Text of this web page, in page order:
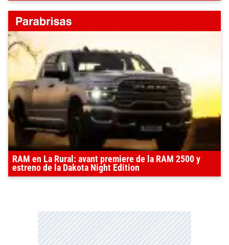
RAM en La Rural: avant premiere de la RAM 2500 y
estreno de la Dakota Night Edition